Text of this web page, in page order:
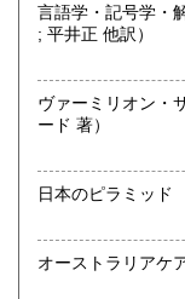
言語学・記号学・解釈学 （エルマー・ホーレン
; 平井正 他訳）
ヴァーミリオン・サン
ード 著）